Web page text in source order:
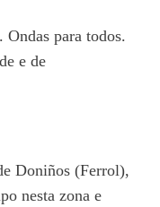
para todos.
e de
Doniños (Ferrol),
nesta zona e